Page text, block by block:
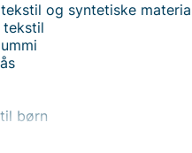
og syntetiske
tekstil
børn